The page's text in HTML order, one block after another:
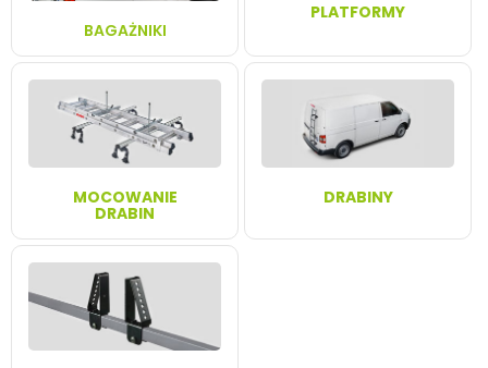
BAGAŻNIKI
PLATFORMY
MOCOWANIE
DRABIN
DRABINY